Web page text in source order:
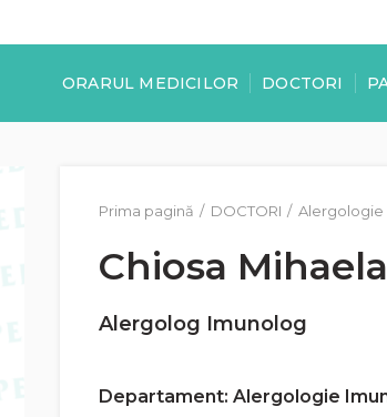
ORARUL MEDICILOR DOCTORI
Prima pagină DOCTORI Alergologie
Chiosa
Alergolog Imunolog
Departament: Alergologie